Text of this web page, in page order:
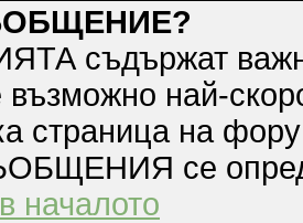
съдържат
възможно най-
страница на
се
началото